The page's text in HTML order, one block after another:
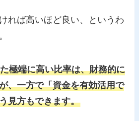
れば高いほど良い、というわ
極端に高い比率は、財務的に
、一方で「資金を有効活用で
見方もできます。